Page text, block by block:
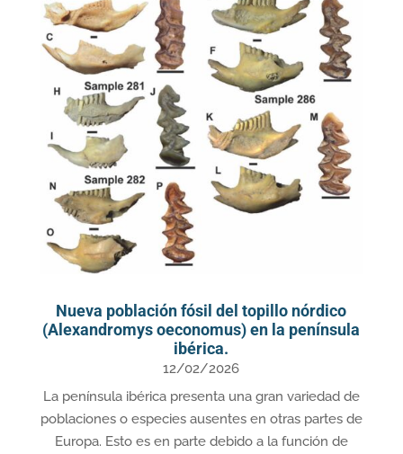
Nueva población fósil del topillo nórdico
(Alexandromys oeconomus) en la península
ibérica.
12/02/2026
La península ibérica presenta una gran variedad de
poblaciones o especies ausentes en otras partes de
Europa. Esto es en parte debido a la función de